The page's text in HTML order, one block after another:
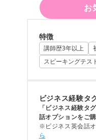
お
特徴
講師歴3年以上
スピーキングテス
ビジネス経験タ
「ビジネス経験タ
話オプションをご
※ビジネス英会話
ら